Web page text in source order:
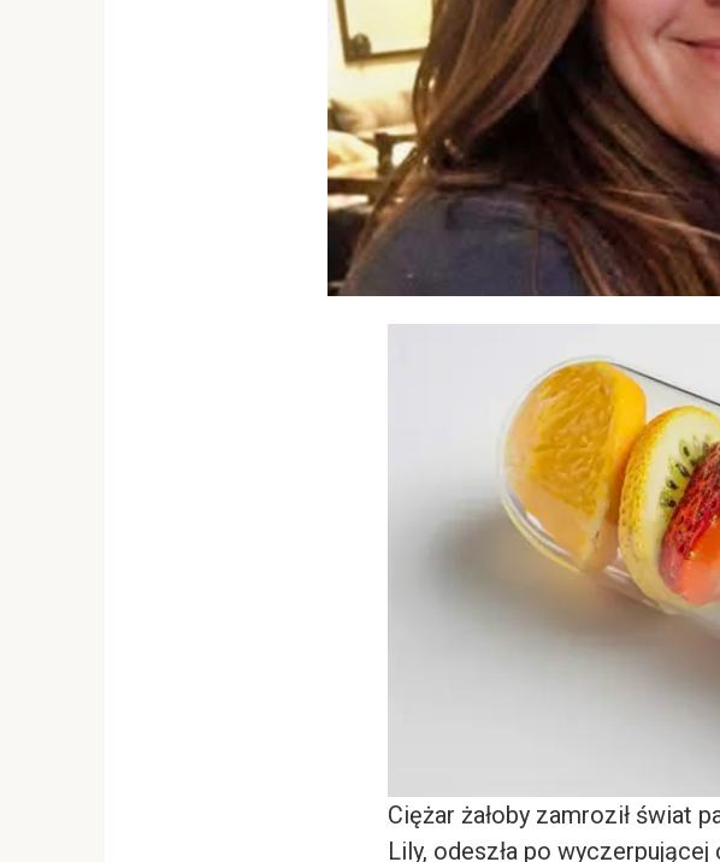
Ciężar żałoby zamroził świat
Lily, odeszła po